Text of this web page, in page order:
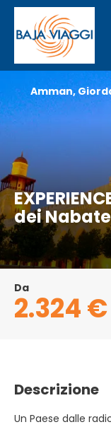
dei
Amman,
Da
2.324 €
Descrizione
Un Paese dalle